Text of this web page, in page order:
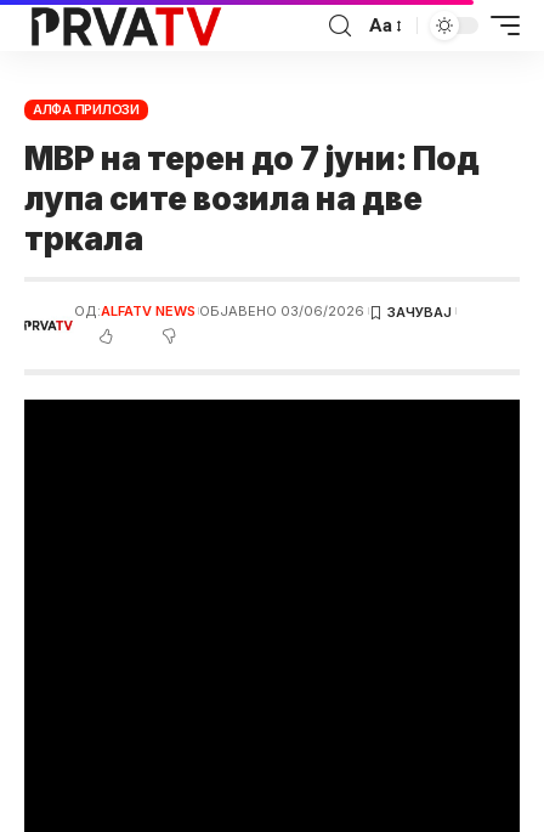
Аа
АЛФА ПРИЛОЗИ
МВР на терен до 7 јуни: Под
лупа сите возила на две
тркала
ОД:ALFATV NEWS ОБЈАВЕНО 03/06/2026